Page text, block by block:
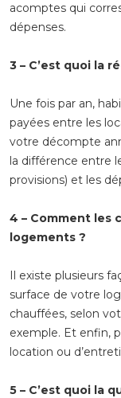
acomptes qui
dépenses.
3 – C’est quoi la
Une fois par an,
payées entre les
votre décompte
la différence entre
provisions) et les
4 – Comment les
logements ?
Il existe plusieurs
surface de votre
chauffées, selon
exemple. Et enfin,
location ou
5 – C’est quoi la